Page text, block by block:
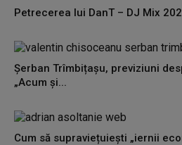
Petrecerea lui DanT – DJ Mix
Șerban Trîmbițașu, previziuni
„Acum și...
Cum să supraviețuiești „iernii